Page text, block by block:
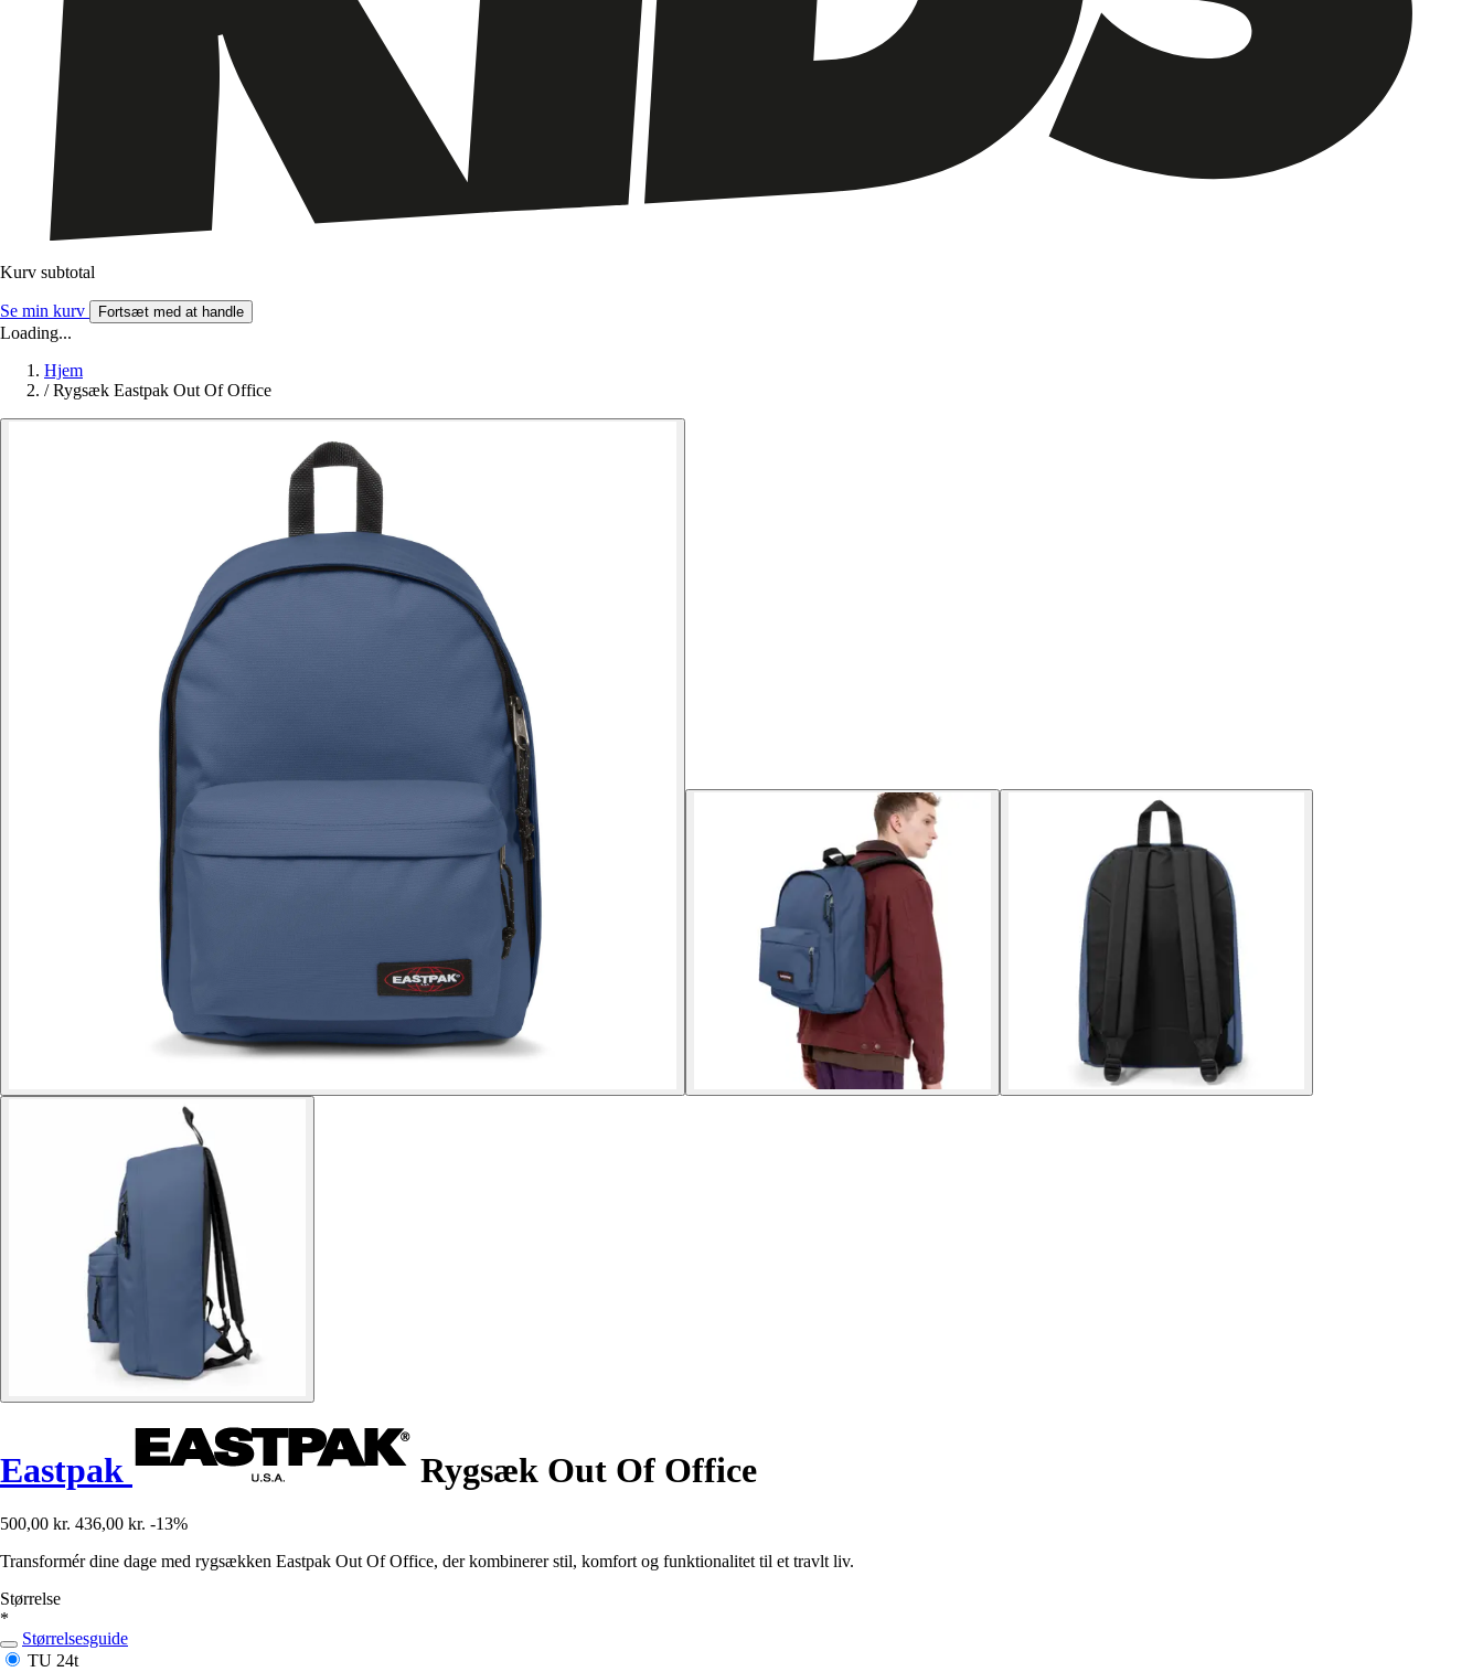
Kurv subtotal
Se min kurv Fortsæt med at handle
Loading...
Hjem
/ Rygsæk Eastpak Out Of Office
Eastpak Rygsæk Out Of Office
500,00 kr. 436,00 kr. -13%
Transformér dine dage med rygsækken Eastpak Out Of Office, der kombinerer stil, komfort og funktionalitet til et travlt liv.
Størrelse
*
Størrelsesguide
TU 24t